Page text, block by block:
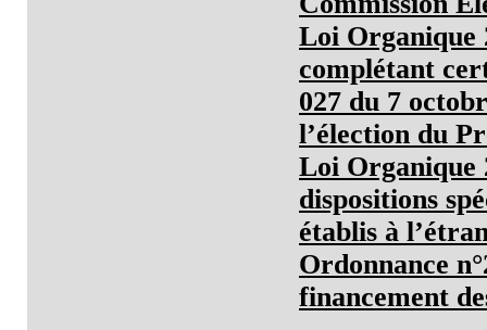
Loi Organique
complétant
027 du 7
l’élection du
Loi Organique
dispositions
établis à
Ordonnance
financement